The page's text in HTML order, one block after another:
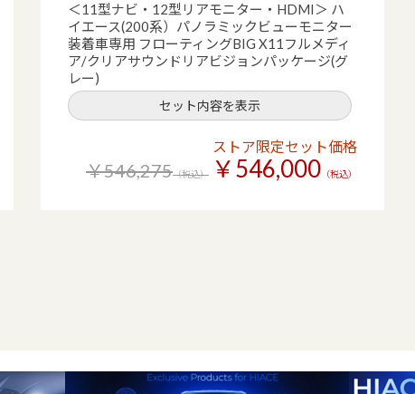
＜11型ナビ・12型リアモニター・HDMI＞ ハ
イエース(200系）パノラミックビューモニター
装着車専用 フローティングBIG X11フルメディ
ア/クリアサウンドリアビジョンパッケージ(グ
レー)
セット内容を表示
ストア限定セット価格
￥546,275（税込） ￥546,000 （税込）